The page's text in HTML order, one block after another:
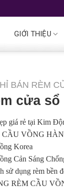
GIỚI THIỆU
BÁN RÈM
cửa
giá rẻ tại Kim
VỒNG
Korea
Cản Sáng
sử dụng rèm bền
RÈM CẦU